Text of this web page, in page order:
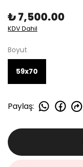
₺ 7,500.00
KDV Dahil
Boyut
59x70
Paylaş: